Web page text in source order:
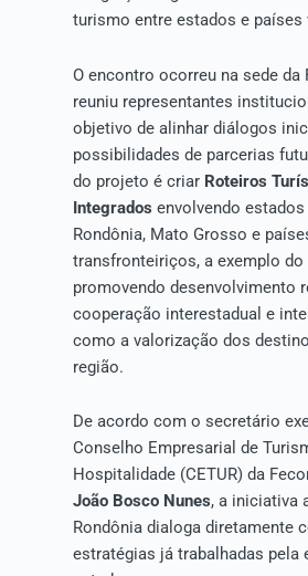
turismo entre estados e países
O encontro ocorreu na sede da
reuniu representantes
objetivo de alinhar diálogos
possibilidades de parcerias
do projeto é criar Roteiros
Integrados envolvendo
Rondônia, Mato Grosso e
transfronteiriços, a exemplo do
promovendo desenvolvimento
cooperação interestadual e
como a valorização dos
região.
De acordo com o secretário
Conselho Empresarial de
Hospitalidade (CETUR) da
João Bosco Nunes, a iniciativa
Rondônia dialoga diretamente
estratégias já trabalhadas pela